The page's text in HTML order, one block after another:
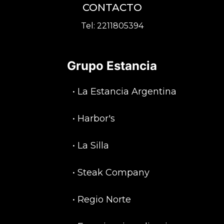
CONTACTO
Tel: 2211805394
Grupo Estancia
• La Estancia Argentina
• Harbor's
• La Silla
• Steak Company
• Regio Norte